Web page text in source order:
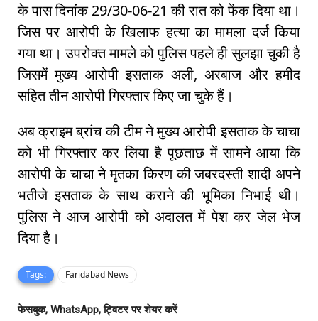
के पास दिनांक 29/30-06-21 की रात को फेंक दिया था।
जिस पर आरोपी के खिलाफ हत्या का मामला दर्ज किया
गया था। उपरोक्त मामले को पुलिस पहले ही सुलझा चुकी है
जिसमें मुख्य आरोपी इसताक अली, अरबाज और हमीद
सहित तीन आरोपी गिरफ्तार किए जा चुके हैं।
अब क्राइम ब्रांच की टीम ने मुख्य आरोपी इसताक के चाचा
को भी गिरफ्तार कर लिया है पूछताछ में सामने आया कि
आरोपी के चाचा ने मृतका किरण की जबरदस्ती शादी अपने
भतीजे इसताक के साथ कराने की भूमिका निभाई थी।
पुलिस ने आज आरोपी को अदालत में पेश कर जेल भेज
दिया है।
Tags: Faridabad News
फेसबुक, WhatsApp, ट्विटर पर शेयर करें